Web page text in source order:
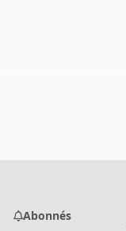
Abonnés